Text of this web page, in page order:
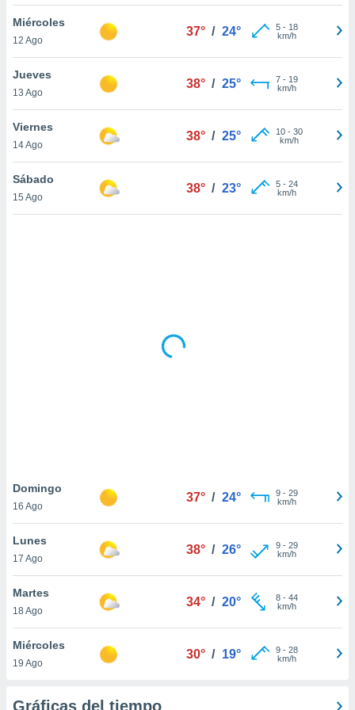
sitio
En
sean
el sitio
ni para
o
similares
como
sitio
de
traten tus
en
interés
su
Miércoles
12 Ago
37° / 24° 5- 18
km/h
Jueves
13 Ago
38° / 25° 7- 19
km/h
Viernes
14 Ago
38° / 25° 10- 30
km/h
Sábado
15 Ago
38° / 23° 5- 24
km/h
Domingo
16 Ago
37° / 24° 9- 29
km/h
Lunes
17 Ago
38° / 26° 9- 29
km/h
Martes
18 Ago
34° / 20° 8- 44
km/h
Miércoles
19 Ago
30° / 19° 9- 28
km/h
Gráficas del tiempo